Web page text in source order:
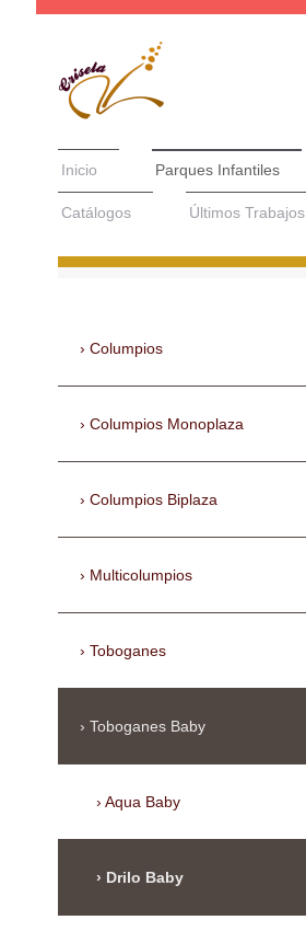
Inicio Parques Infantiles
Catálogos Últimos Trabajos
Columpios
Columpios Monoplaza
Columpios Biplaza
Multicolumpios
Toboganes
Toboganes Baby
Aqua Baby
Drilo Baby